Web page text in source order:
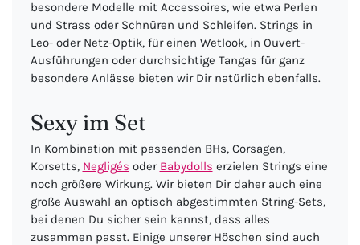
besondere Modelle mit Accessoires, wie etwa Perlen
und Strass oder Schnüren und Schleifen. Strings in
Leo- oder Netz-Optik, für einen Wetlook, in Ouvert-
Ausführungen oder durchsichtige Tangas für ganz
besondere Anlässe bieten wir Dir natürlich ebenfalls.
Sexy im Set
In Kombination mit passenden BHs, Corsagen,
Korsetts, Negligés oder Babydolls erzielen Strings eine
noch größere Wirkung. Wir bieten Dir daher auch eine
große Auswahl an optisch abgestimmten String-Sets,
bei denen Du sicher sein kannst, dass alles
zusammen passt. Einige unserer Höschen sind auch